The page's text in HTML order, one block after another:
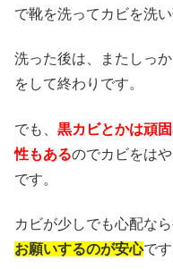
で靴を洗ってカビを洗い
洗った後は、またしっ
をして終わりです。
でも、 黒カビとかは頑
性もあるのでカビをは
です。
カビが少しでも心配な
お願いするのが安心です